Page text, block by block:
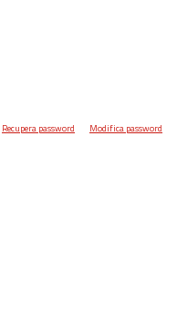
Recupera password Modifica password